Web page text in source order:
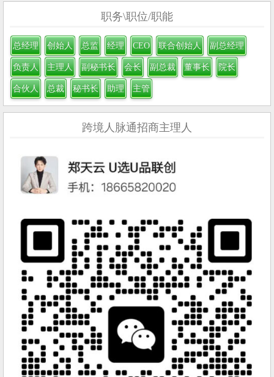
职务\职位/职能
总经理 创始人 总监 经理 CEO 联合创始人 副总经理
负责人 主理人 副秘书长 会长 副总裁 董事长 院长
合伙人 总裁 秘书长 助理 主管
跨境人脉通招商主理人